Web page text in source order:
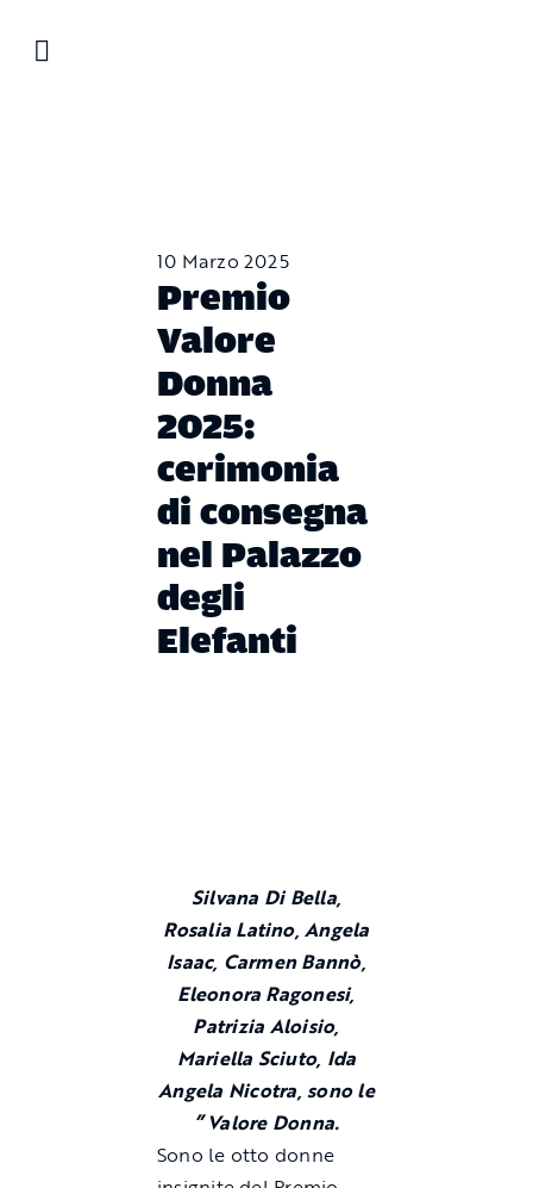
10 Marzo 2025
Premio
Valore
Donna
2025:
cerimonia
di consegna
nel Palazzo
degli
Elefanti
Silvana Di Bella,
Rosalia Latino, Angela
Isaac, Carmen Bannò,
Eleonora Ragonesi,
Patrizia Aloisio,
Mariella Sciuto, Ida
Angela Nicotra, sono le
” Valore Donna.
Sono le otto donne